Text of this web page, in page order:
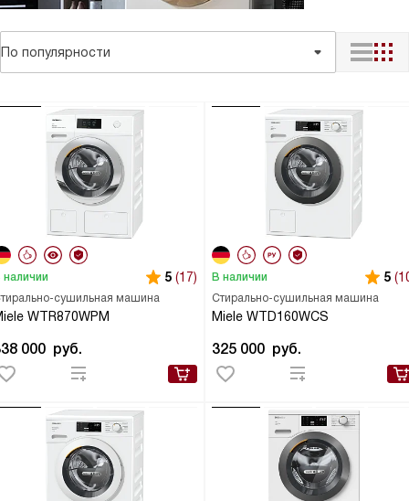
По популярности
сушильная машина
WTR870WPM
наличии 5 (17)
000 руб.
Стирально-сушильная машина
Miele WTD160WCS
В наличии 5
325 000 руб.